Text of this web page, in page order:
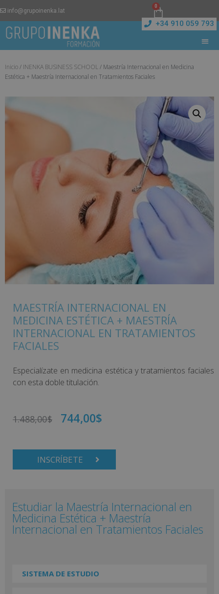
info@grupoinenka.lat
0
+34 910 059 793
Inicio/ INENKA BUSINESS SCHOOL/ Maestría Internacional en Medicina
Estética + Maestría Internacional en Tratamientos Faciales
MAESTRÍA INTERNACIONAL EN
MEDICINA ESTÉTICA + MAESTRÍA
INTERNACIONAL EN TRATAMIENTOS
FACIALES
Especialízate en medicina estética y tratamientos faciales
con esta doble titulación.
1.488,00$ 744,00$
INSCRÍBETE
Estudiar la Maestría Internacional en
Medicina Estética + Maestría
Internacional en Tratamientos Faciales
SISTEMA DE ESTUDIO